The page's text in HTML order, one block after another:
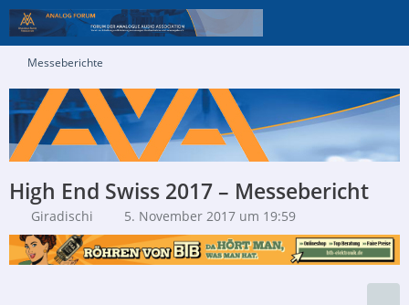
Messeberichte
High End Swiss 2017 – Messebericht
Giradischi 5. November 2017 um 19:59